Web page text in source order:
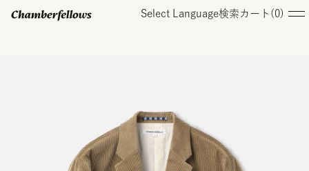
Select Language検索 カート( 0)